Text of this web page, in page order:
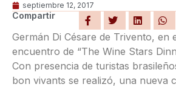
septiembre 12, 2017
Compartir
Germán Di Césare de Trivento, en
encuentro de “The Wine Stars
Con presencia de turistas
bon vivants se realizó, una nueva